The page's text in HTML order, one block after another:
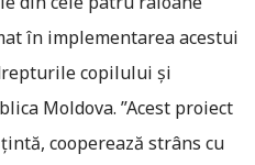
în implementarea acestui
copilului și
Moldova. ”Acest proiect
cooperează strâns cu